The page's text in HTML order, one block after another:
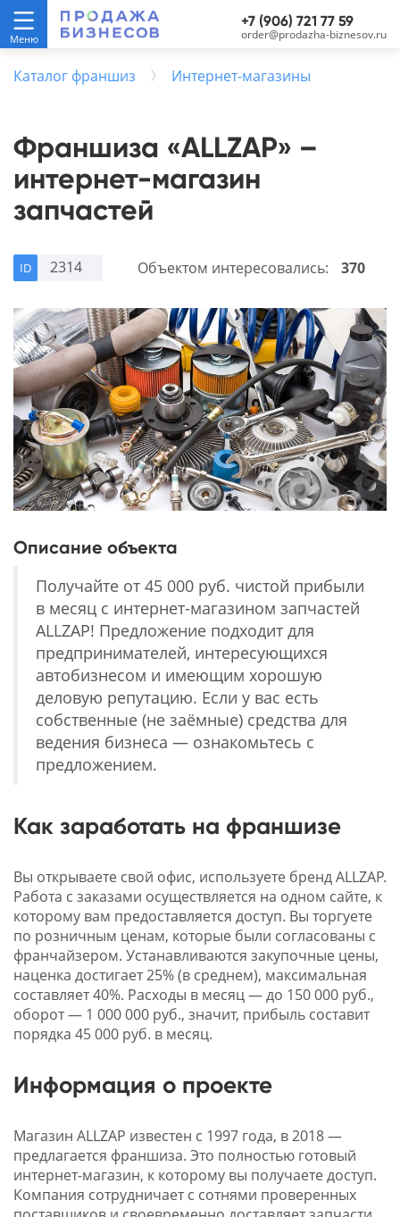
+7 (906) 721 77 59
order@prodazha-biznesov.ru
Каталог франшиз Интернет-магазины
Франшиза «ALLZAP» –
интернет-магазин
запчастей
ID 2314 Объектом интересовались: 370
Описание объекта
Получайте от 45 000 руб. чистой прибыли
в месяц с интернет-магазином запчастей
ALLZAP! Предложение подходит для
предпринимателей, интересующихся
автобизнесом и имеющим хорошую
деловую репутацию. Если у вас есть
собственные (не заёмные) средства для
ведения бизнеса — ознакомьтесь с
предложением.
Как заработать на франшизе
Вы открываете свой офис, используете бренд ALLZAP.
Работа с заказами осуществляется на одном сайте, к
которому вам предоставляется доступ. Вы торгуете
по розничным ценам, которые были согласованы с
франчайзером. Устанавливаются закупочные цены,
наценка достигает 25% (в среднем), максимальная
составляет 40%. Расходы в месяц — до 150 000 руб.,
оборот — 1 000 000 руб., значит, прибыль составит
порядка 45 000 руб. в месяц.
Информация о проекте
Магазин ALLZAP известен с 1997 года, в 2018 —
предлагается франшиза. Это полностью готовый
интернет-магазин, к которому вы получаете доступ.
Компания сотрудничает с сотнями проверенных